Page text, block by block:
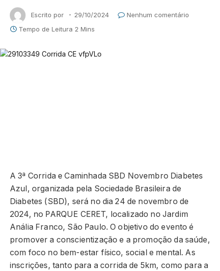
Escrito por 29/10/2024
Nenhum comentário
Tempo de Leitura 2 Mins
A 3ª Corrida e Caminhada SBD Novembro Diabetes
Azul, organizada pela Sociedade Brasileira de
Diabetes (SBD), será no dia 24 de novembro de
2024, no PARQUE CERET, localizado no Jardim
Anália Franco, São Paulo. O objetivo do evento é
promover a conscientização e a promoção da saúde,
com foco no bem-estar físico, social e mental. As
inscrições, tanto para a corrida de 5km, como para a